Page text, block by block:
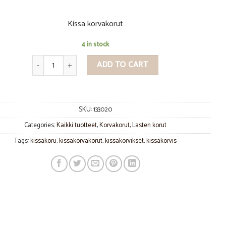
Kissa korvakorut
4 in stock
Kissa korvakorut quantityADD TO CART
SKU:133020
Categories:Kaikki tuotteet,Korvakorut,Lasten korut
Tags:kissakoru,kissakorvakorut,kissakorvikset,kissakorvis